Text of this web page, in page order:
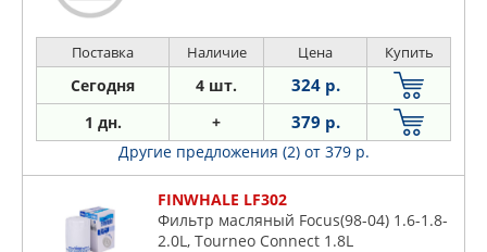
Поставка Наличие Цена Купить
Сегодня 4 шт. 324 р.
1 дн. + 379 р.
Другие предложения (2) от 379 р.
FINWHALE LF302
Фильтр масляный Focus(98-04) 1.6-1.8-
2.0L, Tourneo Connect 1.8L